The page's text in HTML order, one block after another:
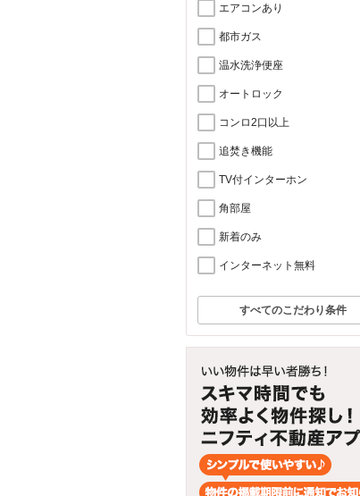
エアコンあり
都市ガス
温水洗浄便座
オートロック
コンロ2口以上
追焚き機能
TV付インターホン
角部屋
新着のみ
インターネット無料
すべてのこだわり条件